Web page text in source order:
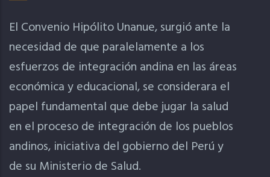
El Convenio Hipólito Unanue, surgió ante la
necesidad de que paralelamente a los
esfuerzos de integración andina en las áreas
económica y educacional, se considerara el
papel fundamental que debe jugar la salud
en el proceso de integración de los pueblos
andinos, iniciativa del gobierno del Perú y
de su Ministerio de Salud.